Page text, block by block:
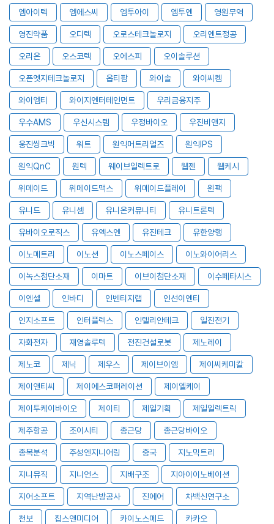
엠아이텍 엠에스씨 엠투아이 엠투엔 영원무역
영진약품 오디텍 오로스테크놀로지 오리엔트정공
오리온 오스코텍 오에스피 오이솔루션
오픈엣지테크놀로지 옵티팜 와이솔 와이씨켐
와이엠티 와이지엔터테인먼트 우리금융지주
우수AMS 우신시스템 우정바이오 우진비앤지
웅진씽크빅 워트 원익머트리얼즈 원익IPS
원익QnC 원텍 웨이브일렉트로 웹젠 웹케시
위메이드 위메이드맥스 위메이드플레이 윈팩
유니드 유니셈 유니온커뮤니티 유니트론텍
유바이오로직스 유엑스엔 유진테크 유한양행
이노메트리 이노션 이노스페이스 이노와이어리스
이녹스첨단소재 이마트 이브이첨단소재 이수페타시스
이엔셀 인바디 인벤티지랩 인선이엔티
인지소프트 인터플렉스 인텔리안테크 일진전기
자화전자 재영솔루텍 전진건설로봇 제노레이
제노코 제닉 제우스 제이브이엠 제이씨케미칼
제이앤티씨 제이에스코퍼레이션 제이엘케이
제이투케이바이오 제이티 제일기획 제일일렉트릭
제주항공 조이시티 종근당 종근당바이오
종목분석 주성엔지니어링 중국 지노믹트리
지니뮤직 지니언스 지배구조 지아이이노베이션
지어소프트 지역난방공사 진에어 차백신연구소
천보 칩스앤미디어 카이노스메드 카카오